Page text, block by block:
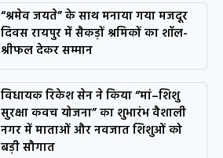
“श्रमेव जयते” के साथ मनाया गया मजदूर
दिवस रायपुर में सैकड़ों श्रमिकों का शॉल-
श्रीफल देकर सम्मान
विधायक रिकेश सेन ने किया “मां–शिशु
सुरक्षा कवच योजना” का शुभारंभ वैशाली
नगर में माताओं और नवजात शिशुओं को
बड़ी सौगात